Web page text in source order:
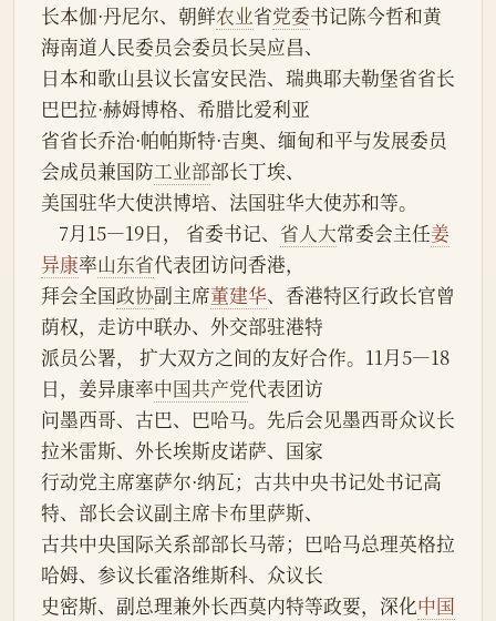
长本伽·丹尼尔、朝鲜农业省党委书记陈今哲和黄
海南道人民委员会委员长吴应昌、
日本和歌山县议长富安民浩、瑞典耶夫勒堡省省长
巴巴拉·赫姆博格、希腊比爱利亚
省省长乔治·帕帕斯特·吉奥、缅甸和平与发展委员
会成员兼国防工业部部长丁埃、
美国驻华大使洪博培、法国驻华大使苏和等。
    7月15—19日， 省委书记、
省人大常委会主任姜
异康率山东省代表团访问香港，
拜会全国政协副主席董建华、香港特区行政长官曾
荫权，走访中联办、外交部驻港特
派员公署， 扩大双方之间的友好合作。11月5—18
日，姜异康率中国共产党代表团访
问墨西哥、古巴、巴哈马。先后会见墨西哥众议长
拉米雷斯、外长埃斯皮诺萨、国家
行动党主席塞萨尔·纳瓦；古共中央书记处书记高
特、部长会议副主席卡布里萨斯、
古共中央国际关系部部长马蒂；巴哈马总理英格拉
哈姆、参议长霍洛维斯科、众议长
史密斯、副总理兼外长西莫内特等政要，深化中国